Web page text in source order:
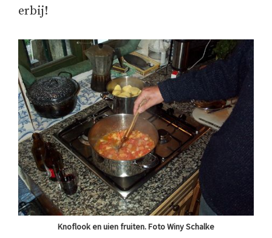
erbij!
Knoflook en uien fruiten. Foto Winy Schalke